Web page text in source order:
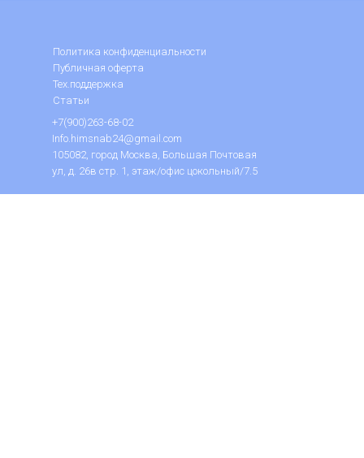
Политика конфиденциальности
Публичная оферта
Info.himsnab24@gmail.com
105082, город Москва, Большая Почтовая
ул, д. 26в стр. 1, этаж/офис цокольный/7.5
+7(900)263-68-02
Тех.поддержка
Статьи